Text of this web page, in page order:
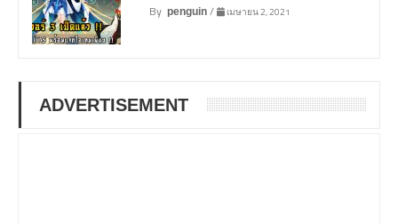
By penguin/ เมษายน 2, 2021
ADVERTISEMENT